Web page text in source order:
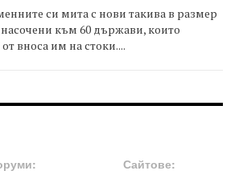
си мита с нови такива в размер
към 60 държави, които
вноса им на стоки....
Сайтове: